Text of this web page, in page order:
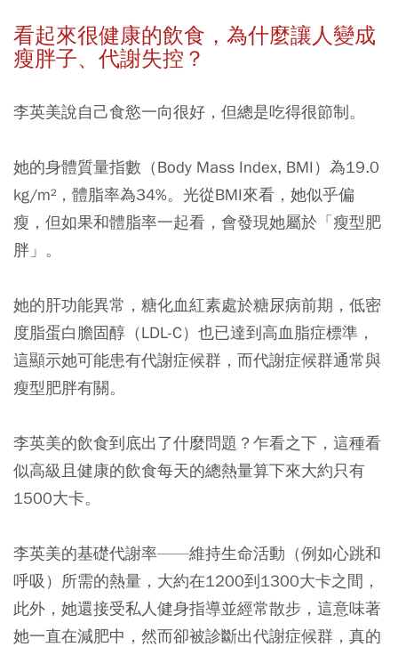
看起來很健康的飲食，為什麼讓人變成
瘦胖子、代謝失控？
李英美說自己食慾一向很好，但總是吃得很節制。
她的身體質量指數（Body Mass Index, BMI）為19.0
kg/m²，體脂率為34%。光從BMI來看，她似乎偏
瘦，但如果和體脂率一起看，會發現她屬於「瘦型肥
胖」。
她的肝功能異常，糖化血紅素處於糖尿病前期，低密
度脂蛋白膽固醇（LDL-C）也已達到高血脂症標準，
這顯示她可能患有代謝症候群，而代謝症候群通常與
瘦型肥胖有關。
李英美的飲食到底出了什麼問題？乍看之下，這種看
似高級且健康的飲食每天的總熱量算下來大約只有
1500大卡。
李英美的基礎代謝率——維持生命活動（例如心跳和
呼吸）所需的熱量，大約在1200到1300大卡之間，
此外，她還接受私人健身指導並經常散步，這意味著
她一直在減肥中，然而卻被診斷出代謝症候群，真的